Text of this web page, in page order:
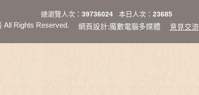
總瀏覽人次： 39736024 本日人次： 23685
All Rights Reserved.
網頁設計:魔數電腦多媒體 意見交流